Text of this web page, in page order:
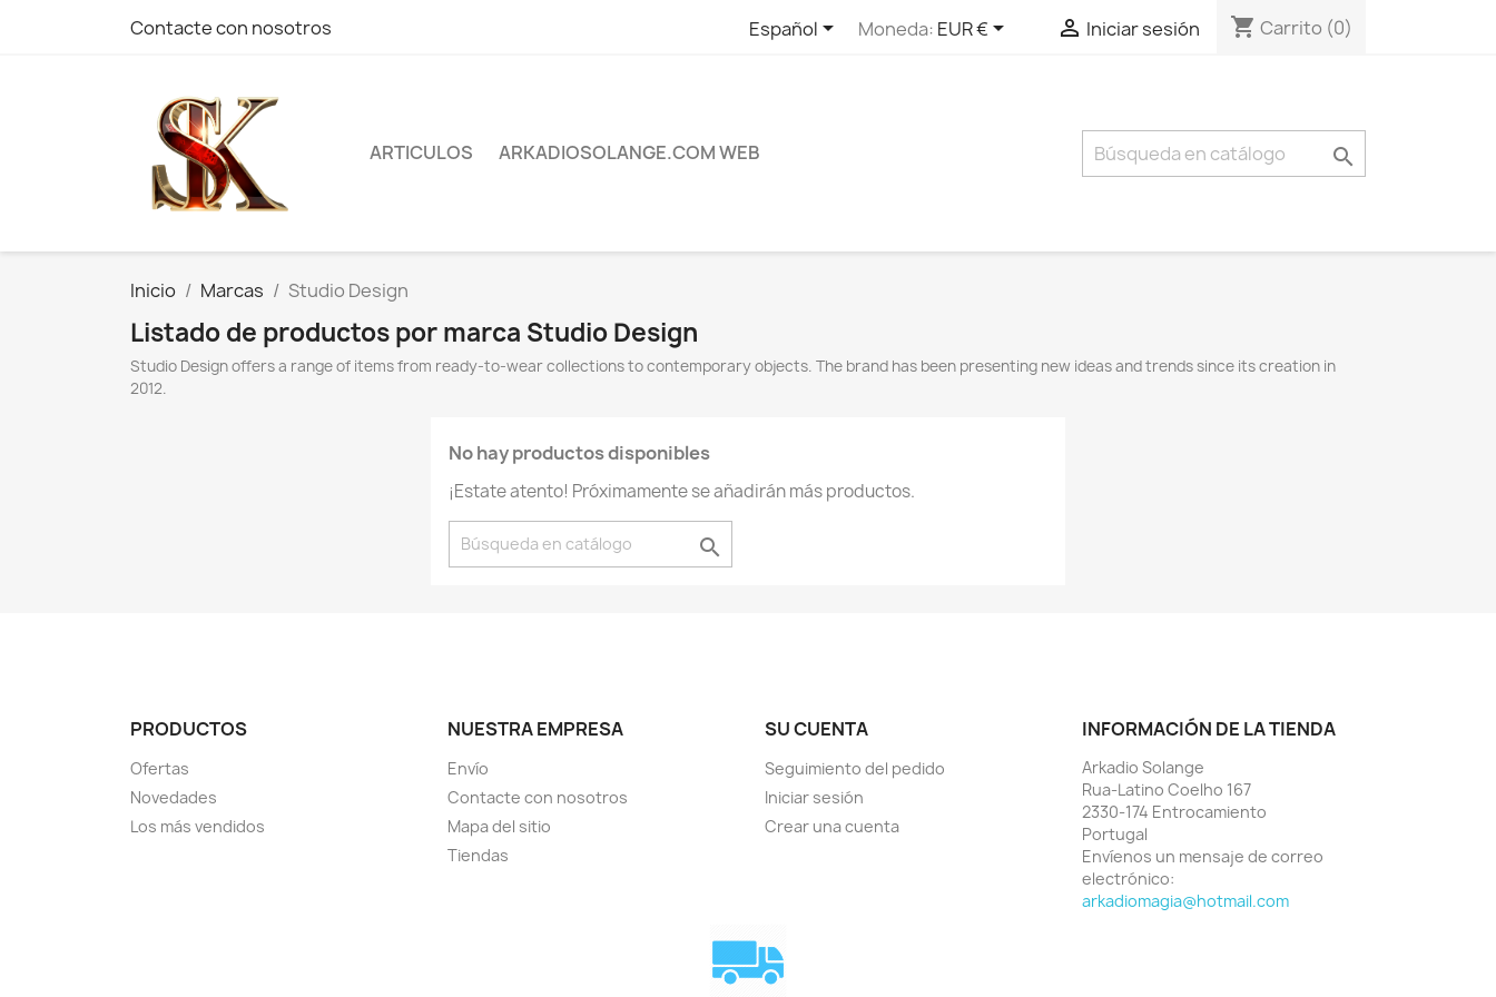
Contacte con nosotros Español Moneda: EUR €  Iniciar sesión shopping_cart Carrito (0)
ARTICULOS ARKADIOSOLANGE.COM WEB 
Inicio Marcas Studio Design
Listado de productos por marca Studio Design
Studio Design offers a range of items from ready-to-wear collections to contemporary objects. The brand has been presenting new ideas and trends since its creation in
2012.
No hay productos disponibles
¡Estate atento! Próximamente se añadirán más productos.

PRODUCTOS
Ofertas
Novedades
Los más vendidos
NUESTRA EMPRESA
Envío
Contacte con nosotros
Mapa del sitio
Tiendas
SU CUENTA
Seguimiento del pedido
Iniciar sesión
Crear una cuenta
INFORMACIÓN DE LA TIENDA
Arkadio Solange
Rua-Latino Coelho 167
2330-174 Entrocamiento
Portugal
Envíenos un mensaje de correo
electrónico:
arkadiomagia@hotmail.com